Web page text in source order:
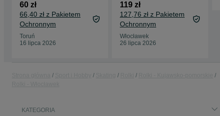
60 zł
66,40 zł z Pakietem
Ochronnym
Toruń
16 lipca 2026
119 zł
127,76 zł z Pakietem
Ochronnym
Włocławek
26 lipca 2026
KATEGORIA